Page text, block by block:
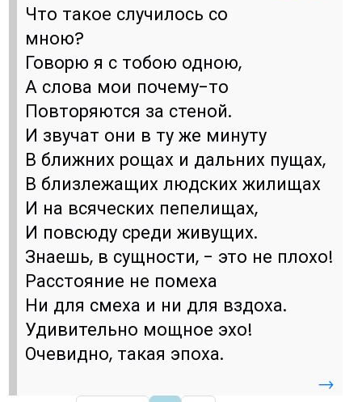
Что такое случилось со
мною?
Говорю я с тобою одною,
А слова мои почему-то
Повторяются за стеной.
И звучат они в ту же минуту
В ближних рощах и дальних пущах,
В близлежащих людских жилищах
И на всяческих пепелищах,
И повсюду среди живущих.
Знаешь, в сущности, - это не плохо!
Расстояние не помеха
Ни для смеха и ни для вздоха.
Удивительно мощное эхо!
Очевидно, такая эпоха.
→